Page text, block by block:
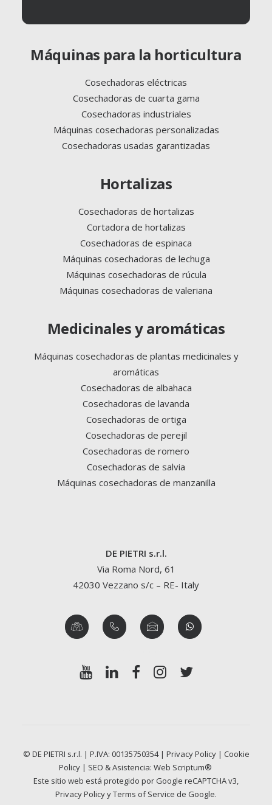
Máquinas para la horticultura
Cosechadoras eléctricas
Cosechadoras de cuarta gama
Cosechadoras industriales
Máquinas cosechadoras personalizadas
Cosechadoras usadas garantizadas
Hortalizas
Cosechadoras de hortalizas
Cortadora de hortalizas
Cosechadoras de espinaca
Máquinas cosechadoras de lechuga
Máquinas cosechadoras de rúcula
Máquinas cosechadoras de valeriana
Medicinales y aromáticas
Máquinas cosechadoras de plantas medicinales y
aromáticas
Cosechadoras de albahaca
Cosechadoras de lavanda
Cosechadoras de ortiga
Cosechadoras de perejil
Cosechadoras de romero
Cosechadoras de salvia
Máquinas cosechadoras de manzanilla
DE PIETRI s.r.l.
Via Roma Nord, 61
42030 Vezzano s/c – RE- Italy
© DE PIETRI s.r.l. | P.IVA: 00135750354 | Privacy Policy| Cookie
Policy| SEO & Asistencia: Web Scriptum®
Este sitio web está protegido por Google reCAPTCHA v3,
Privacy PolicyyTerms of Service de Google.